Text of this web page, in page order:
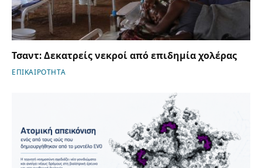
Τσαντ: Δεκατρείς νεκροί από επιδημία χολέρας
ΕΠΙΚΑΙΡΟΤΗΤΑ